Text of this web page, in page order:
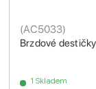
Brzdové
(AC5033)
1 Skladem